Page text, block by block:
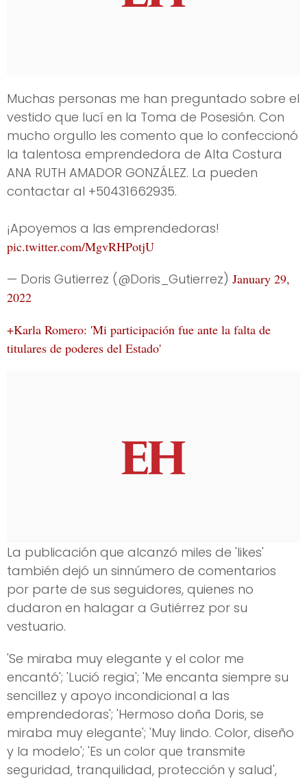
Muchas personas me han preguntado sobre el
vestido que lucí en la Toma de Posesión. Con
mucho orgullo les comento que lo confeccionó
la talentosa emprendedora de Alta Costura
ANA RUTH AMADOR GONZÁLEZ. La pueden
contactar al +50431662935.
¡Apoyemos a las emprendedoras!
pic.twitter.com/MgvRHPotjU
— Doris Gutierrez (@Doris_Gutierrez) January 29,
2022
+Karla Romero: 'Mi participación fue ante la falta de
titulares de poderes del Estado'
La publicación que alcanzó miles de 'likes'
también dejó un sinnúmero de comentarios
por parte de sus seguidores, quienes no
dudaron en halagar a Gutiérrez por su
vestuario.
'Se miraba muy elegante y el color me
encantó'; 'Lució regia'; 'Me encanta siempre su
sencillez y apoyo incondicional a las
emprendedoras'; 'Hermoso doña Doris, se
miraba muy elegante'; 'Muy lindo. Color, diseño
y la modelo'; 'Es un color que transmite
seguridad, tranquilidad, protección y salud',